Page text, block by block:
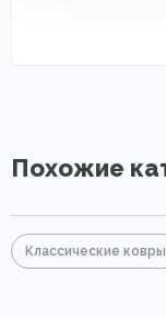
Похожие
Классические ковры